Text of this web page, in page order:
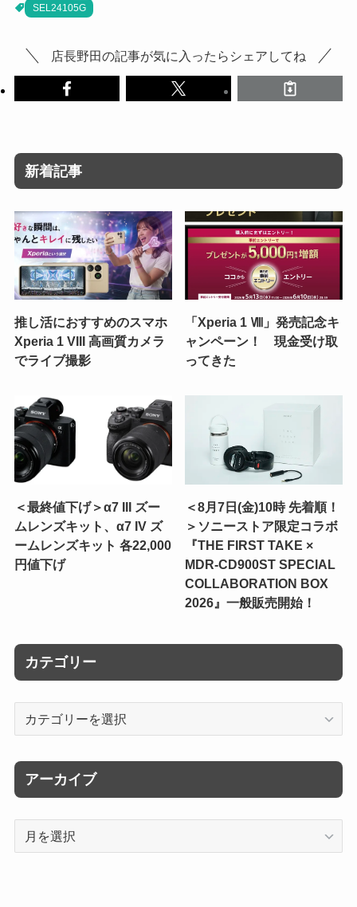
SEL24105G
店長野田の記事が気に入ったらシェアしてね
新着記事
推し活におすすめのスマホ
Xperia 1 VIII 高画質カメラ
でライブ撮影
「Xperia 1 Ⅷ」発売記念キ
ャンペーン！ 現金受け取
ってきた
＜最終値下げ＞α7 III ズー
ムレンズキット、α7 IV ズ
ームレンズキット 各22,000
円値下げ
＜8月7日(金)10時 先着順！
＞ソニーストア限定コラボ
『THE FIRST TAKE ×
MDR-CD900ST SPECIAL
COLLABORATION BOX
2026』一般販売開始！
カテゴリー
リ
ー
アーカイブ